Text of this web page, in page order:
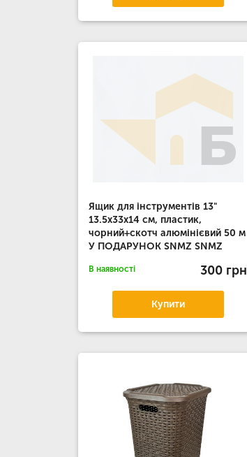
Ящик для інструментів 13"
13.5х33х14 см, пластик,
чорний+скотч алюмінієвий 50 м
У ПОДАРУНОК SNMZ SNMZ
В наявності 300 грн
Купити